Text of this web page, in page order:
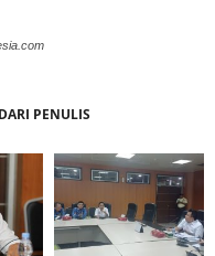
DARI PENULIS